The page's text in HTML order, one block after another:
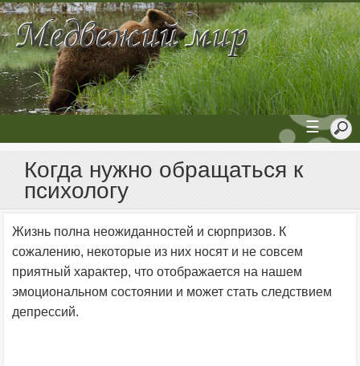
☰
Когда нужно обращаться к
психологу
Жизнь полна неожиданностей и сюрпризов. К
сожалению, некоторые из них носят и не совсем
приятный характер, что отображается на нашем
эмоциональном состоянии и может стать следствием
депрессий.